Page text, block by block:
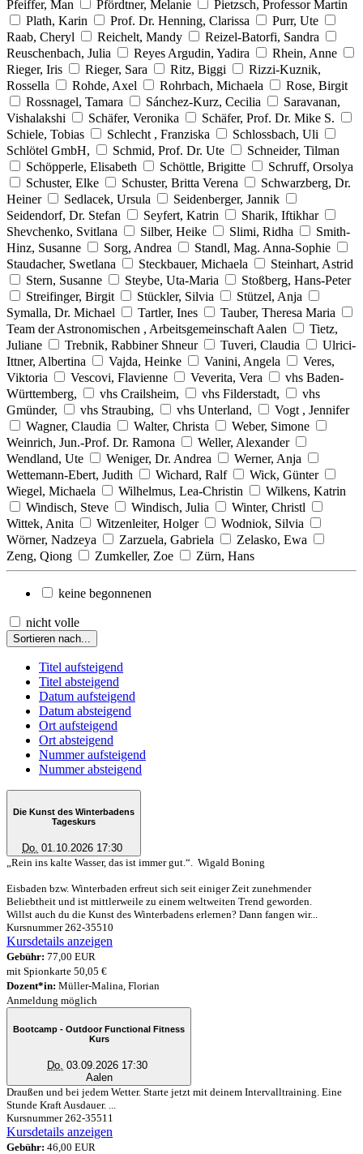
Pfeiffer, Man Pfördtner, Melanie
Pietzsch, Professor Martin
Plath, Karin
Prof. Dr. Henning, Clarissa
Purr, Ute
Raab, Cheryl
Reichelt, Mandy
Reizel-Batorfi, Sandra
Reuschenbach, Julia
Reyes Argudin, Yadira
Rhein, Anne
Rieger, Iris
Rieger, Sara Ritz, Biggi
Rizzi-Kuznik,
Rossella
Rohde, Axel Rohrbach, Michaela
Rose, Birgit
Rossnagel, Tamara
Sánchez-Kurz, Cecilia
Saravanan,
Vishalakshi
Schäfer, Veronika
Schäfer, Prof. Dr. Mike S.
Schiele, Tobias
Schlecht , Franziska
Schlossbach, Uli
Schlötel GmbH,
Schmid, Prof. Dr. Ute
Schneider, Tilman
Schöpperle, Elisabeth
Schöttle, Brigitte
Schruff, Orsolya
Schuster, Elke
Schuster, Britta Verena
Schwarzberg, Dr.
Heiner
Sedlacek, Ursula
Seidenberger, Jannik
Seidendorf, Dr. Stefan
Seyfert, Katrin
Sharik, Iftikhar
Shevchenko, Svitlana
Silber, Heike Slimi, Ridha
Smith-
Hinz, Susanne
Sorg, Andrea
Standl, Mag. Anna-Sophie
Staudacher, Swetlana
Steckbauer, Michaela
Steinhart, Astrid
Stern, Susanne
Steybe, Uta-Maria
Stoßberg, Hans-Peter
Streifinger, Birgit
Stückler, Silvia
Stützel, Anja
Symalla, Dr. Michael
Tartler, Ines
Tauber, Theresa Maria
Team der Astronomischen , Arbeitsgemeinschaft Aalen
Tietz,
Juliane
Trebnik, Rabbiner Shneur Tuveri, Claudia
Ulrici-
Ittner, Albertina
Vajda, Heinke Vanini, Angela
Veres,
Viktoria
Vescovi, Flavienne Veverita, Vera
vhs Baden-
Württemberg,
vhs Crailsheim, vhs Filderstadt,
vhs
Gmünder,
vhs Straubing, vhs Unterland,
Vogt , Jennifer
Wagner, Claudia
Walter, Christa
Weber, Simone
Weinrich, Jun.-Prof. Dr. Ramona
Weller, Alexander
Wendland, Ute
Weniger, Dr. Andrea
Werner, Anja
Wettemann-Ebert, Judith
Wichard, Ralf
Wick, Günter
Wiegel, Michaela
Wilhelmus, Lea-Christin
Wilkens, Katrin
Windisch, Steve
Windisch, Julia
Winter, Christl
Wittek, Anita
Witzenleiter, Holger
Wodniok, Silvia
Wörner, Nadzeya
Zarzuela, Gabriela
Zelasko, Ewa
Zeng, Qiong
Zumkeller, Zoe Zürn, Hans
keine begonnenen
nicht volle
Sortieren nach...
Titel aufsteigend
Titel absteigend
Datum aufsteigend
Datum absteigend
Ort aufsteigend
Ort absteigend
Nummer aufsteigend
Nummer absteigend
Die Kunst des Winterbadens
Tageskurs
Do. 01.10.2026 17:30
„Rein ins kalte Wasser, das ist immer gut.“. Wigald Boning
Eisbaden bzw. Winterbaden erfreut sich seit einiger Zeit zunehmender
Beliebtheit und ist mittlerweile zu einem weltweiten Trend geworden.
Willst auch du die Kunst des Winterbadens erlernen? Dann fangen wir...
Kursnummer 262-35510
Kursdetails anzeigen
Gebühr: 77,00 EUR
mit Spionkarte 50,05 €
Dozent*in: Müller-Malina, Florian
Anmeldung möglich
Bootcamp - Outdoor Functional Fitness
Kurs
Do. 03.09.2026 17:30
Aalen
Draußen und bei jedem Wetter. Starte jetzt mit deinem Intervalltraining. Eine
Stunde Kraft Ausdauer. ...
Kursnummer 262-35511
Kursdetails anzeigen
Gebühr: 46,00 EUR